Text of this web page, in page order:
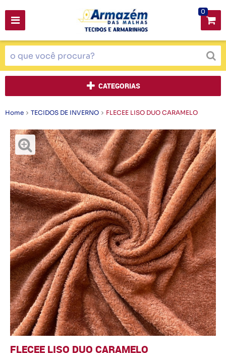
0
CATEGORIAS
Home TECIDOS DE INVERNO FLECEE LISO DUO CARAMELO
FLECEE LISO DUO CARAMELO